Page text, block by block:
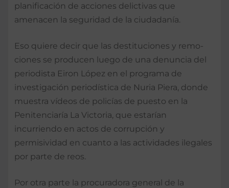
plani­ficación de acciones delicti­vas que
amenacen la seguri­dad de la ciudadanía.
Eso quiere decir que las destituciones y remo­
ciones se producen luego de una denuncia del
periodista Eiron López en el programa de
investigación periodís­tica de Nuria Piera, donde
muestra vídeos de policías de puesto en la
Penitencia­ría La Victoria, que estarían
incurriendo en actos de co­rrupción y
permisividad en cuanto a las actividades ile­gales
por parte de reos.
Por otra parte la procuradora gene­ral de la